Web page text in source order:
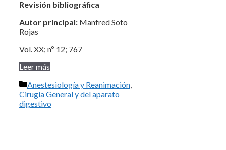
Revisión bibliográfica
Autor principal: Manfred Soto
Rojas
Vol. XX; nº 12; 767
Leer más
Categorías
Anestesiología y Reanimación,
Cirugía General y del aparato
digestivo